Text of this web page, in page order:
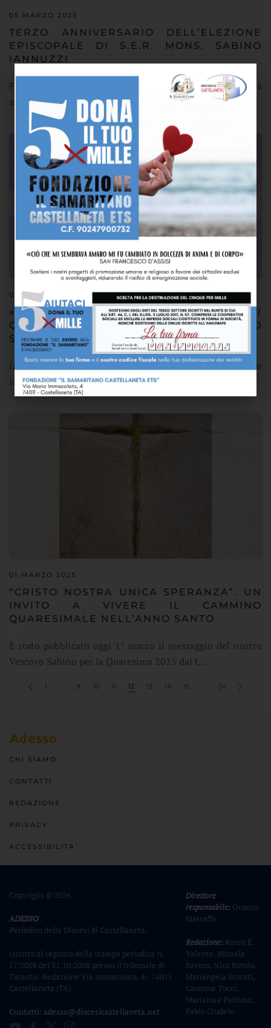
05 MARZO 2025
TERZO ANNIVERSARIO DELL’ELEZIONE
EPISCOPALE DI S.E.R. MONS. SABINO
IANNUZZI
Farò sorgere al mio servizio un sacerdote fedele, che agirà
secondo i desideri del mio cuore. Io gl…
04 MARZO 2025
«SOLO CHI AMA SPERA». CATECHESI
QUARESIMALI DEL VESCOVO SABINO
SULLE OPERE DI MISERICORDIA
In occasione della Quaresima 2025, Mons. Sabino
Iannuzzi terrà nelle Vicarìe una catechesi sulle op…
01 MARZO 2025
“CRISTO NOSTRA UNICA SPERANZA”. UN
INVITO A VIVERE IL CAMMINO
QUARESIMALE NELL’ANNO SANTO
È stato pubblicato oggi 1° marzo il messaggio del nostro
Vescovo Sabino per la Quaresima 2025 dal t…
1 9 10 11 12 13 14 15 34
CHI SIAMO
CONTATTI
REDAZIONE
PRIVACY
ACCESSIBILITA'
Copyright © 2026
ADESSO
Periodico della Diocesi di Castellaneta.
Iscritto al registro della stampa periodica N.
17/2008 del 31.10.2008 presso il tribunale di
Taranto -Redazione Via Immacolata, 4 - 74011
Castellaneta (TA)
Contatti: adesso@diocesicastellaneta.net
Direttore
responsabile: Oronzo
Marraffa
Redazione: Rocco E.
Valente, Micaela
Savino, Nico Rotolo,
Mariangela Scarati,
Carmine Tucci,
Mariarosa Patruno,
Fabio Crudele.